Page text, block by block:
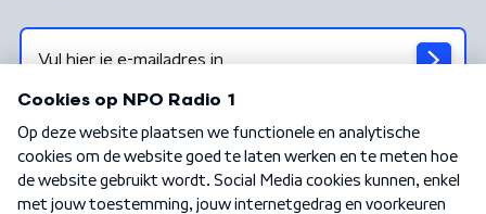
Algemene voorwaarden